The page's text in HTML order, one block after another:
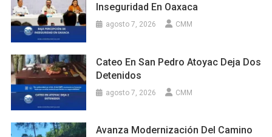
Inseguridad En Oaxaca
agosto 7, 2026 CMM
Cateo En San Pedro Atoyac Deja Dos
Detenidos
agosto 7, 2026 CMM
Avanza Modernización Del Camino